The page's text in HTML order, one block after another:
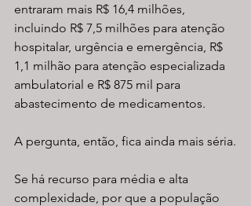
entraram mais R$ 16,4 milhões,
incluindo R$ 7,5 milhões para atenção
hospitalar, urgência e emergência, R$
1,1 milhão para atenção especializada
ambulatorial e R$ 875 mil para
abastecimento de medicamentos.
A pergunta, então, fica ainda mais séria.
Se há recurso para média e alta
complexidade, por que a população